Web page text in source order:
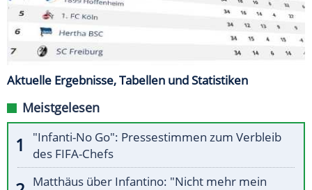
Aktuelle Ergebnisse, Tabellen und Statistiken
Meistgelesen
"Infanti-No Go": Pressestimmen zum Verbleib
des FIFA-Chefs
Matthäus über Infantino: "Nicht mehr mein